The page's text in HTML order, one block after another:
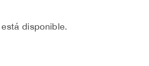
disponible.